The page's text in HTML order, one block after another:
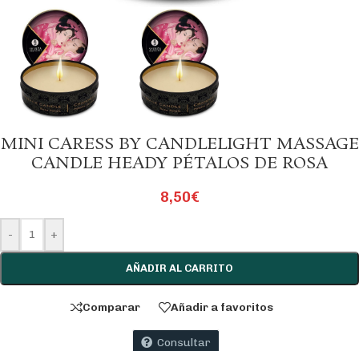
MINI CARESS BY CANDLELIGHT MASSAGE
CANDLE HEADY PÉTALOS DE ROSA
8,50€
- +
AÑADIR AL CARRITO
Comparar Añadir a favoritos
Consultar